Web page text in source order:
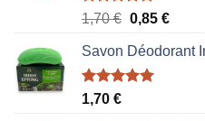
Note5.00
1,70€ Le
initial
était :
0,85 €Le
actuel
Savon Déodorant
Note5.00
1,70 €